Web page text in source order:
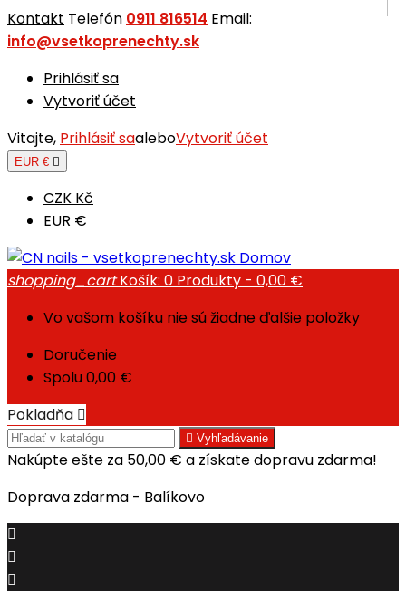
Kontakt Telefón 0911 816514 Email:
info@vsetkoprenechty.sk
Prihlásiť sa
Vytvoriť účet
Vitajte, Prihlásiť saaleboVytvoriť účet
EUR € 
CZK Kč
EUR €
Domov
shopping_cart Košík: 0 Produkty - 0,00 €
Vo vašom košíku nie sú žiadne ďalšie položky
Doručenie
Spolu0,00 €
Pokladňa 
 Vyhľadávanie
Nakúpte ešte za 50,00 € a získate dopravu zdarma!
Doprava zdarma - Balíkovo


